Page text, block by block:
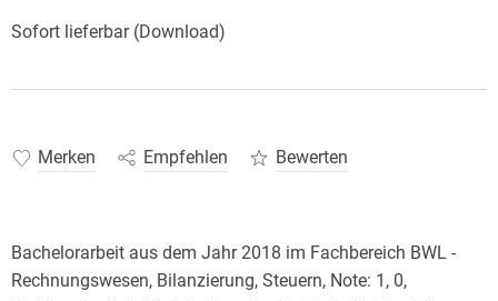
Sofort lieferbar (Download)
Merken Empfehlen Bewerten
Bachelorarbeit aus dem Jahr 2018 im Fachbereich BWL -
Rechnungswesen, Bilanzierung, Steuern, Note: 1, 0,